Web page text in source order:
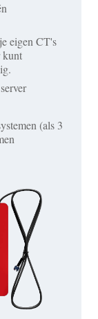
eigen CT's
kunt
(als 3